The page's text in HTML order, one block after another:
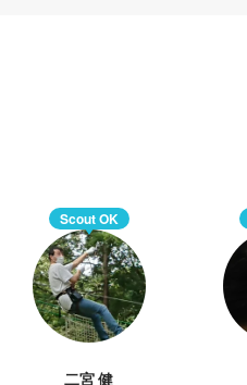
Scout OK
二宮 健